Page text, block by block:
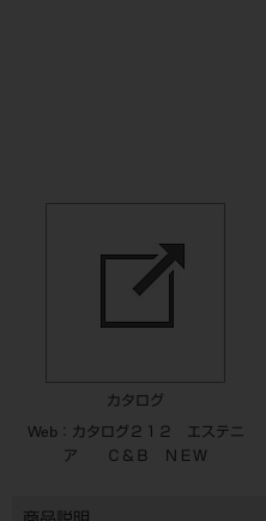
カタログ
Web：カタログ２１２ エステニ
ア Ｃ＆Ｂ ＮＥＷ